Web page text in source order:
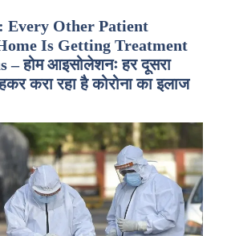
Every Other Patient
Is Getting Treatment
होम आइसोलेशनः हर दूसरा
करा रहा है कोरोना का इलाज